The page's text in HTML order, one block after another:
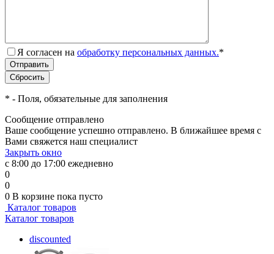
Я согласен на обработку персональных данных.*
* - Поля, обязательные для заполнения
Сообщение отправлено
Ваше сообщение успешно отправлено. В ближайшее время с
Вами свяжется наш специалист
Закрыть окно
с 8:00 до 17:00 ежедневно
0
0
0 В корзине пока пусто
Каталог товаров
Каталог товаров
discounted